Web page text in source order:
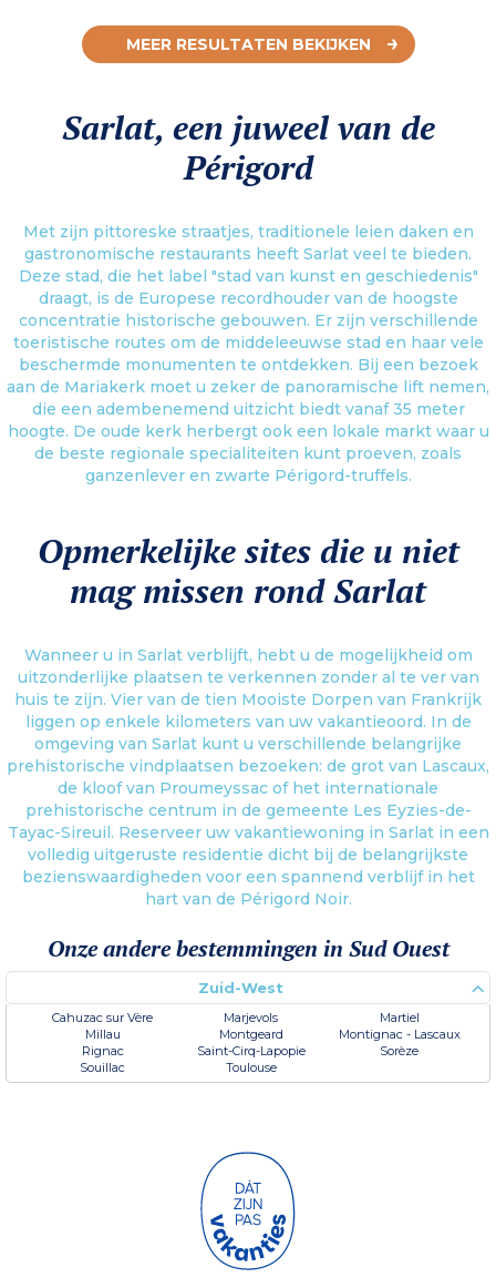
MEER RESULTATEN BEKIJKEN
Sarlat, een juweel van de
Périgord
Met zijn pittoreske straatjes, traditionele leien daken en
gastronomische restaurants heeft Sarlat veel te bieden.
Deze stad, die het label "stad van kunst en geschiedenis"
draagt, is de Europese recordhouder van de hoogste
concentratie historische gebouwen. Er zijn verschillende
toeristische routes om de middeleeuwse stad en haar vele
beschermde monumenten te ontdekken. Bij een bezoek
aan de Mariakerk moet u zeker de panoramische lift nemen,
die een adembenemend uitzicht biedt vanaf 35 meter
hoogte. De oude kerk herbergt ook een lokale markt waar u
de beste regionale specialiteiten kunt proeven, zoals
ganzenlever en zwarte Périgord-truffels.
Opmerkelijke sites die u niet
mag missen rond Sarlat
Wanneer u in Sarlat verblijft, hebt u de mogelijkheid om
uitzonderlijke plaatsen te verkennen zonder al te ver van
huis te zijn. Vier van de tien Mooiste Dorpen van Frankrijk
liggen op enkele kilometers van uw vakantieoord. In de
omgeving van Sarlat kunt u verschillende belangrijke
prehistorische vindplaatsen bezoeken: de grot van Lascaux,
de kloof van Proumeyssac of het internationale
prehistorische centrum in de gemeente Les Eyzies-de-
Tayac-Sireuil. Reserveer uw vakantiewoning in Sarlat in een
volledig uitgeruste residentie dicht bij de belangrijkste
bezienswaardigheden voor een spannend verblijf in het
hart van de Périgord Noir.
Onze andere bestemmingen in Sud Ouest
Zuid-West
Cahuzac sur Vère Marjevols
Martiel
Millau
Montgeard
Montignac - Lascaux
Rignac
Saint-Cirq-Lapopie
Sorèze
Souillac
Toulouse